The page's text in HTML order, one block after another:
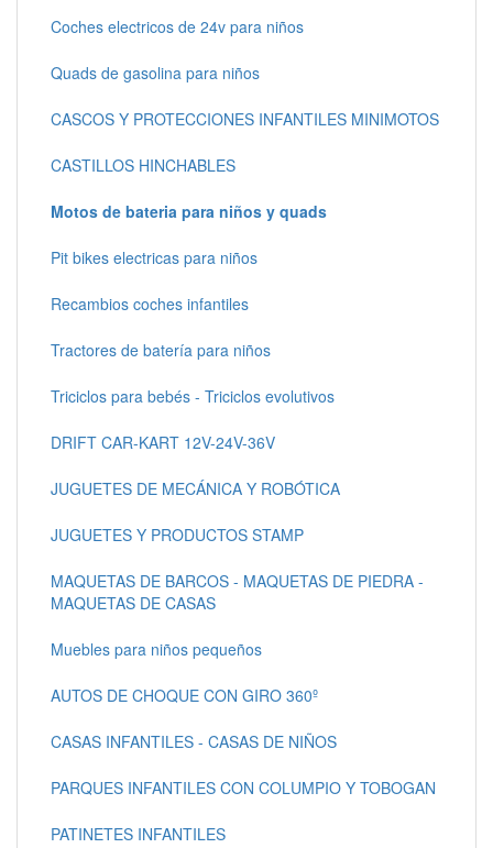
Coches electricos de 24v para niños
Quads de gasolina para niños
CASCOS Y PROTECCIONES INFANTILES MINIMOTOS
CASTILLOS HINCHABLES
Motos de bateria para niños y quads
Pit bikes electricas para niños
Recambios coches infantiles
Tractores de batería para niños
Triciclos para bebés - Triciclos evolutivos
DRIFT CAR-KART 12V-24V-36V
JUGUETES DE MECÁNICA Y ROBÓTICA
JUGUETES Y PRODUCTOS STAMP
MAQUETAS DE BARCOS - MAQUETAS DE PIEDRA -
MAQUETAS DE CASAS
Muebles para niños pequeños
AUTOS DE CHOQUE CON GIRO 360º
CASAS INFANTILES - CASAS DE NIÑOS
PARQUES INFANTILES CON COLUMPIO Y TOBOGAN
PATINETES INFANTILES